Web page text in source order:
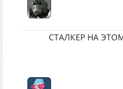
СТАЛКЕР НА